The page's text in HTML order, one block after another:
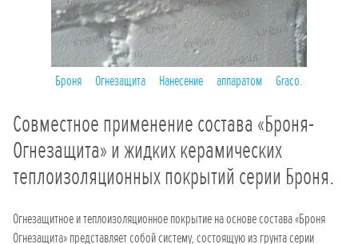
Броня Огнезащита Нанесение аппаратом Graco.
Совместное применение состава «Броня-
Огнезащита» и жидких керамических
теплоизоляционных покрытий серии Броня.
Огнезащитное и теплоизоляционное покрытие на основе состава «Броня
Огнезащита» представляет собой систему, состоящую из грунта серии